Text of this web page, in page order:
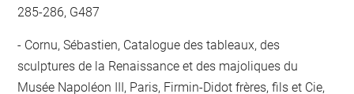
285-286, G487
Cornu, Sébastien, Catalogue des tableaux, des
sculptures de la Renaissance et des majoliques du
Musée Napoléon III, Paris, Firmin-Didot frères, fils et Cie,